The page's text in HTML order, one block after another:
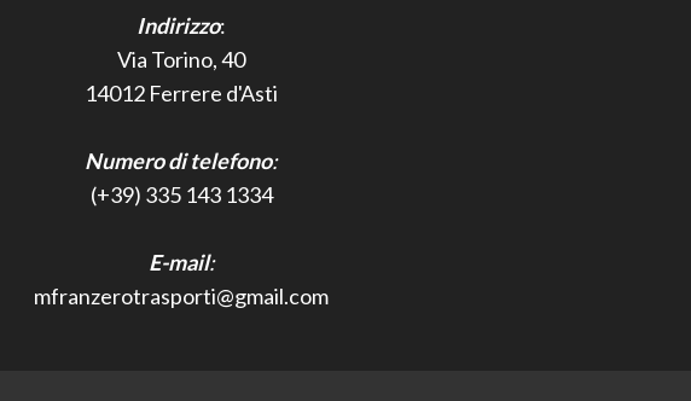
Indirizzo:
Via Torino, 40
14012 Ferrere d'Asti
Numero di telefono:
(+39) 335 143 1334
E-mail:
mfranzerotrasporti@gmail.com